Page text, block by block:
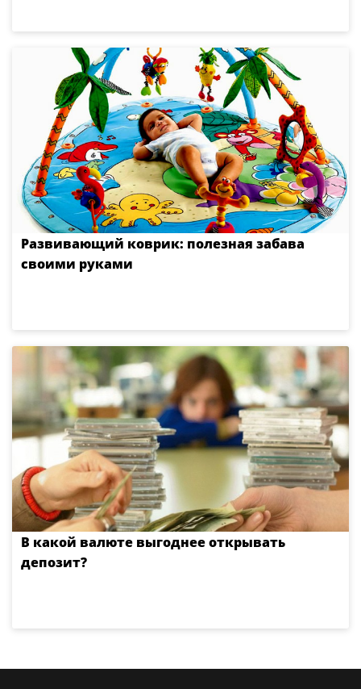
Развивающий коврик: полезная забава
своими руками
В какой валюте выгоднее открывать
депозит?